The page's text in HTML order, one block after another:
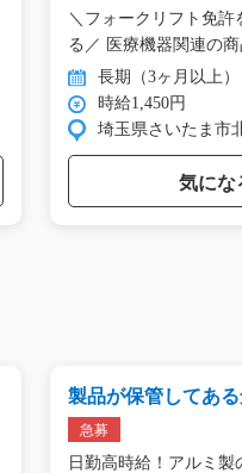
＼フォークリフト免許
る／ 医療機器関連の
倉… 長期（3ヶ月以上）
時給1,450円
埼玉県さいたま市
気にな
製品が保管してあ
荷準備/g01_00848
急募
日勤高時給！アルミ製